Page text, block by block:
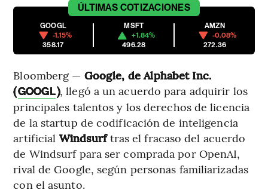
ÚLTIMAS COTIZACIONES
GOOGL
-1.15%
358.17
MSFT
+1.84%
496.28
AMZN
-0.08%
272.36
Bloomberg — Google, de Alphabet Inc.
(GOOGL), llegó a un acuerdo para adquirir los
principales talentos y los derechos de licencia
de la startup de codificación de inteligencia
artificial Windsurftras el fracaso del acuerdo
de Windsurf para ser comprada por OpenAI,
rival de Google, según personas familiarizadas
con el asunto.